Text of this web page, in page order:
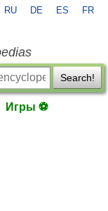
RU DE ES FR
Search!
Игры ⚽